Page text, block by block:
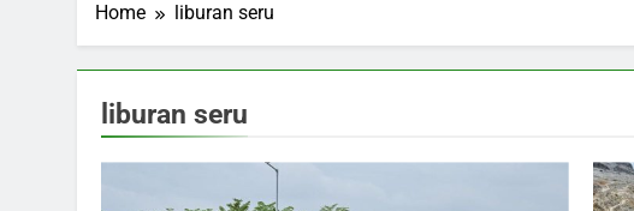
Home liburan seru
liburan seru